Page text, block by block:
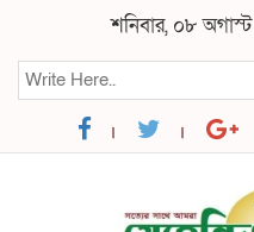
শনিবার, ০৮